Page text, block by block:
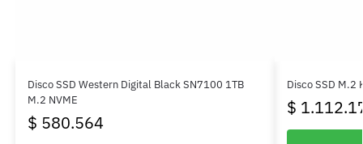
Disco SSD Western Digital Black SN7100 1TB
M.2 NVME
$ 580.564
Disco SSD M.2
$